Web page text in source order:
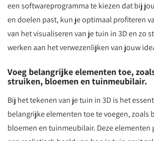
een softwareprogramma te kiezen dat bij
en doelen past, kun je optimaal profiteren
van het visualiseren van je tuin in 3D en zo
werken aan het verwezenlijken van jouw
Voeg belangrijke elementen toe,
struiken, bloemen en tuinmeubilair.
Bij het tekenen van je tuin in 3D is het
belangrijke elementen toe te voegen, zoals
bloemen en tuinmeubilair. Deze elementen